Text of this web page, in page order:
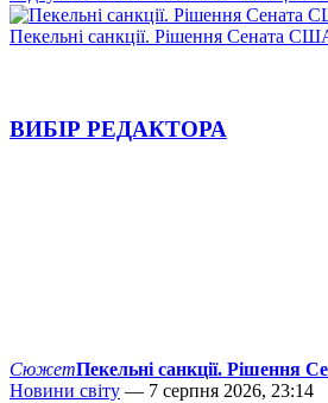
Пекельні санкції. Рішення Сената
ВИБІР РЕДАКТОРА
СюжетПекельні санкції. Рішення
Новини світу — 7 серпня 2026, 23:14